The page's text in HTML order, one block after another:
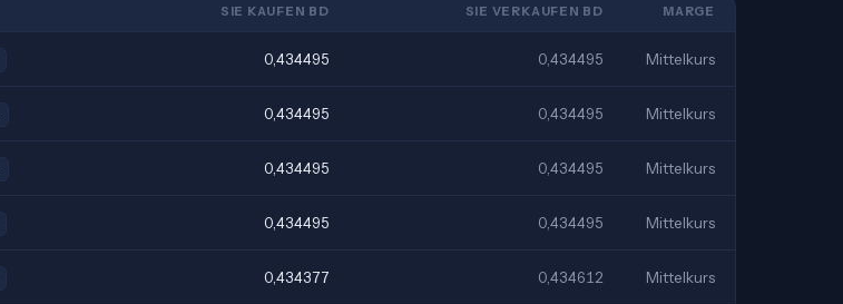
SIE KAUFEN BD SIE VERKAUFEN BD MARGE
0,434495 0,434495 Mittelkurs
0,434495 0,434495 Mittelkurs
0,434495 0,434495 Mittelkurs
0,434495 0,434495 Mittelkurs
0,434377 0,434612 Mittelkurs